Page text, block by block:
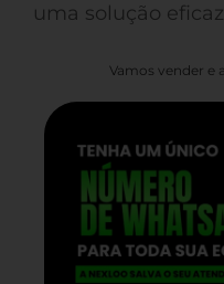
uma solução
Vamos vender e